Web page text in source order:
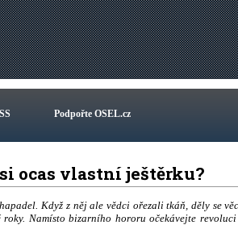
Podpořte OSEL.cz
ocas vlastní ještěrku?
Když z něj ale vědci ořezali tkáň, děly se
Namísto bizarního hororu očekávejte